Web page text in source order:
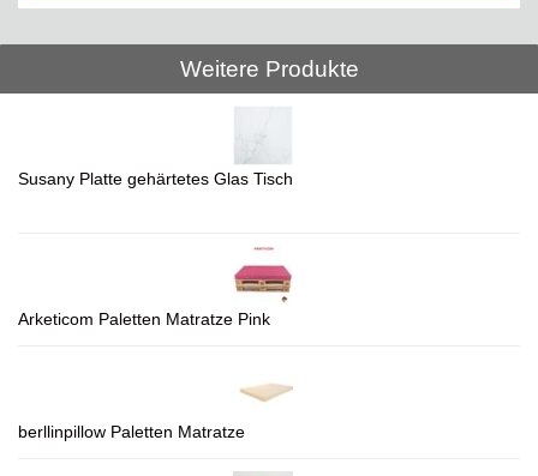
Weitere Produkte
Susany Platte gehärtetes Glas Tisch
Arketicom Paletten Matratze Pink
berllinpillow Paletten Matratze